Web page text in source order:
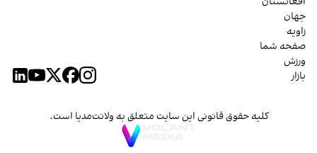
جهان
زاویه
صفحه شما
ورزش
بازار
کلیه حقوق قانونی این سایت متعلق به ولانت‌مدیا است.